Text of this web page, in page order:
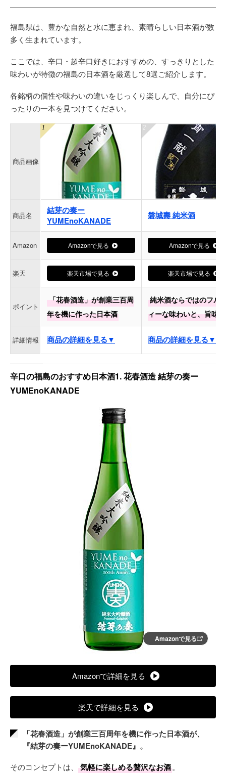
福島県は、豊かな自然と水に恵まれ、素晴らしい日本酒が数
多く生まれています。
ここでは、辛口・超辛口好きにおすすめの、すっきりとした
味わいが特徴の福島の日本酒を厳選して8選ご紹介します。
各銘柄の個性や味わいの違いをじっくり楽しんで、自分にぴ
ったりの一本を見つけてください。
商品画像
商品名
結芽の奏ー
YUMEnoKANADE
磐城壽 純米酒
Amazon Amazonで見る Amazonで見る
楽天 楽天市場で見る 楽天市場で見る
ポイント
「花春酒造」が創業三百周
年を機に作った日本酒
純米酒ならではのフル
ィーな味わいと、旨味
詳細情報 商品の詳細を見る▼ 商品の詳細を見る▼
辛口の福島のおすすめ日本酒1. 花春酒造 結芽の奏ー
YUMEnoKANADE
Amazonで見る
Amazonで詳細を見る
楽天で詳細を見る
「花春酒造」が創業三百周年を機に作った日本酒が、
『結芽の奏ーYUMEnoKANADE』。
そのコンセプトは、 気軽に楽しめる贅沢なお酒。